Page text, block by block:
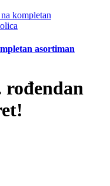
asortiman